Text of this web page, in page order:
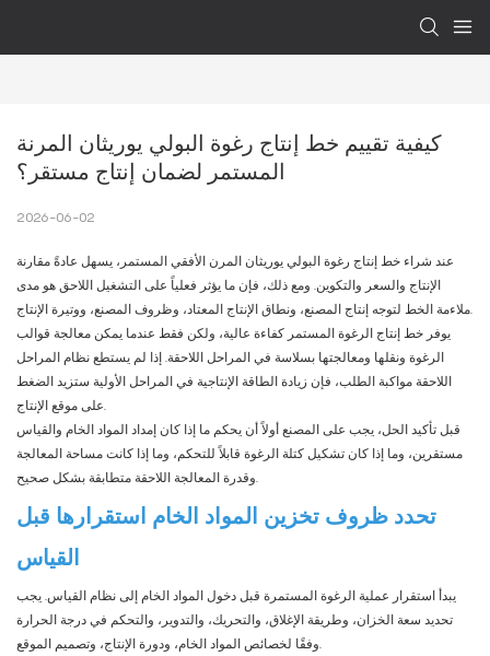
كيفية تقييم خط إنتاج رغوة البولي يوريثان المرنة
المستمر لضمان إنتاج مستقر؟
2026-06-02
عند شراء خط إنتاج رغوة البولي يوريثان المرن الأفقي المستمر، يسهل عادةً مقارنة
الإنتاج والسعر والتكوين. ومع ذلك، فإن ما يؤثر فعلياً على التشغيل اللاحق هو مدى
ملاءمة الخط لتوجه إنتاج المصنع، ونطاق الإنتاج المعتاد، وظروف المصنع، ووتيرة الإنتاج.
يوفر خط إنتاج الرغوة المستمر كفاءة عالية، ولكن فقط عندما يمكن معالجة قوالب
الرغوة ونقلها ومعالجتها بسلاسة في المراحل اللاحقة. إذا لم يستطع نظام المراحل
اللاحقة مواكبة الطلب، فإن زيادة الطاقة الإنتاجية في المراحل الأولية ستزيد الضغط
على موقع الإنتاج.
قبل تأكيد الحل، يجب على المصنع أولاً أن يحكم ما إذا كان إمداد المواد الخام والقياس
مستقرين، وما إذا كان تشكيل كتلة الرغوة قابلاً للتحكم، وما إذا كانت مساحة المعالجة
وقدرة المعالجة اللاحقة متطابقة بشكل صحيح.
تحدد ظروف تخزين المواد الخام استقرارها قبل
القياس
يبدأ استقرار عملية الرغوة المستمرة قبل دخول المواد الخام إلى نظام القياس. يجب
تحديد سعة الخزان، وطريقة الإغلاق، والتحريك، والتدوير، والتحكم في درجة الحرارة
وفقًا لخصائص المواد الخام، ودورة الإنتاج، وتصميم الموقع.